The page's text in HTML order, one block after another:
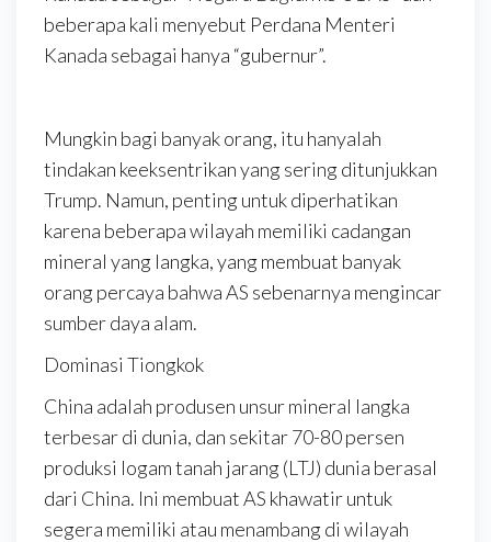
beberapa kali menyebut Perdana Menteri
Kanada sebagai hanya “gubernur”.
Mungkin bagi banyak orang, itu hanyalah
tindakan keeksentrikan yang sering ditunjukkan
Trump. Namun, penting untuk diperhatikan
karena beberapa wilayah memiliki cadangan
mineral yang langka, yang membuat banyak
orang percaya bahwa AS sebenarnya mengincar
sumber daya alam.
Dominasi Tiongkok
China adalah produsen unsur mineral langka
terbesar di dunia, dan sekitar 70-80 persen
produksi logam tanah jarang (LTJ) dunia berasal
dari China. Ini membuat AS khawatir untuk
segera memiliki atau menambang di wilayah